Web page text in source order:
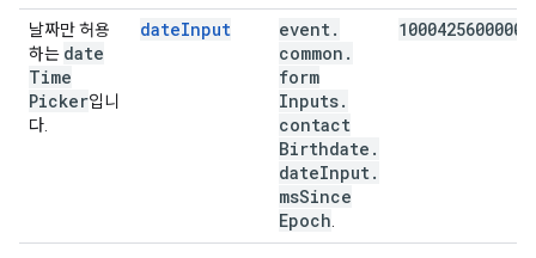
날짜만 허용
하는 date
Time
Picker입니
다.
dateInput event.
common .
form
Inputs.
contact
Birthdate .
dateInput.
msSince
Epoch
1000425600000